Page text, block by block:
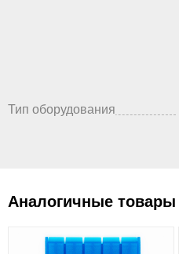
Тип оборудования
Аналогичные товары